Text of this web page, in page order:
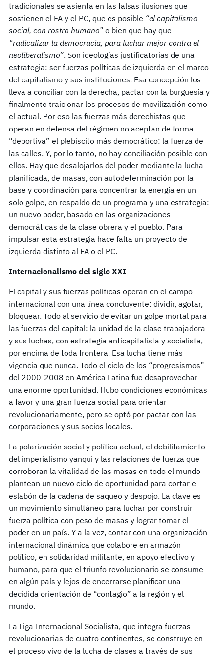
tradicionales se asienta en las falsas ilusiones que
sostienen el FA y el PC, que es posible “el capitalismo
social, con rostro humano” o bien que hay que
“radicalizar la democracia, para luchar mejor contra el
neoliberalismo”. Son ideologías justificatorias de una
estrategia: ser fuerzas políticas de izquierda en el marco
del capitalismo y sus instituciones. Esa concepción los
lleva a conciliar con la derecha, pactar con la burguesía y
finalmente traicionar los procesos de movilización como
el actual. Por eso las fuerzas más derechistas que
operan en defensa del régimen no aceptan de forma
“deportiva” el plebiscito más democrático: la fuerza de
las calles. Y, por lo tanto, no hay conciliación posible con
ellos. Hay que desalojarlos del poder mediante la lucha
planificada, de masas, con autodeterminación por la
base y coordinación para concentrar la energía en un
solo golpe, en respaldo de un programa y una estrategia:
un nuevo poder, basado en las organizaciones
democráticas de la clase obrera y el pueblo. Para
impulsar esta estrategia hace falta un proyecto de
izquierda distinto al FA o el PC.
Internacionalismo del siglo XXI
El capital y sus fuerzas políticas operan en el campo
internacional con una línea concluyente: dividir, agotar,
bloquear. Todo al servicio de evitar un golpe mortal para
las fuerzas del capital: la unidad de la clase trabajadora
y sus luchas, con estrategia anticapitalista y socialista,
por encima de toda frontera. Esa lucha tiene más
vigencia que nunca. Todo el ciclo de los “progresismos”
del 2000-2008 en América Latina fue desaprovechar
una enorme oportunidad. Hubo condiciones económicas
a favor y una gran fuerza social para orientar
revolucionariamente, pero se optó por pactar con las
corporaciones y sus socios locales.
La polarización social y política actual, el debilitamiento
del imperialismo yanqui y las relaciones de fuerza que
corroboran la vitalidad de las masas en todo el mundo
plantean un nuevo ciclo de oportunidad para cortar el
eslabón de la cadena de saqueo y despojo. La clave es
un movimiento simultáneo para luchar por construir
fuerza política con peso de masas y lograr tomar el
poder en un país. Y a la vez, contar con una organización
internacional dinámica que colabore en armazón
político, en solidaridad militante, en apoyo efectivo y
humano, para que el triunfo revolucionario se consume
en algún país y lejos de encerrarse planificar una
decidida orientación de “contagio” a la región y el
mundo.
La Liga Internacional Socialista, que integra fuerzas
revolucionarias de cuatro continentes, se construye en
el proceso vivo de la lucha de clases a través de sus